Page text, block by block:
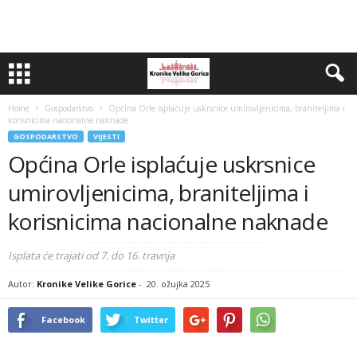
Home Gospodarstvo
Općina Orle isplaćuje uskrsnice umirovljenicima, braniteljima i
korisnicima nacionalne naknade
GOSPODARSTVO VIJESTI
Općina Orle isplaćuje uskrsnice
umirovljenicima, braniteljima i
korisnicima nacionalne naknade
Isplata će trajati od 7. do 16. travnja
Autor: Kronike Velike Gorice - 20. ožujka 2025
Facebook Twitter